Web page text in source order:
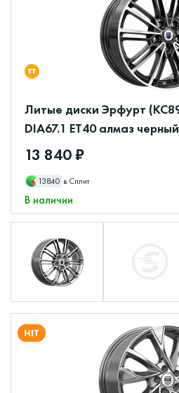
Литые диски Эрфурт
DIA67.1 ET40 алмаз черный
13 840 ₽
13840 в Сплит
В наличии
HIT